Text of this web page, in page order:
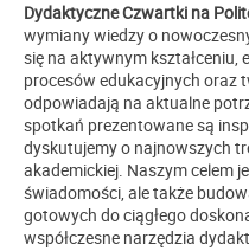
Dydaktyczne Czwartki na
wymiany wiedzy o
się na aktywnym
procesów edukacyjnych oraz
odpowiadają na aktualne
spotkań prezentowane są
dyskutujemy o najnowszych
akademickiej. Naszym celem
świadomości, ale także
gotowych do ciągłego
współczesne narzędzia